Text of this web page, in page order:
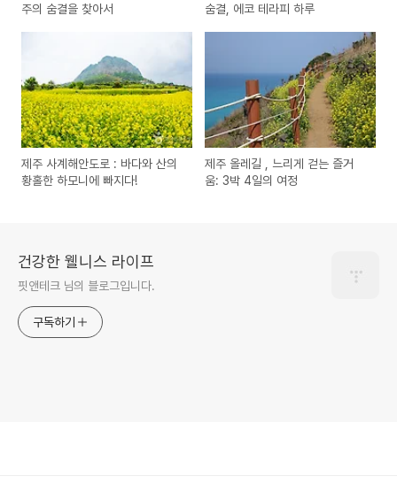
주의 숨결을 찾아서
숨결, 에코 테라피 하루
제주 사계해안도로 : 바다와 산의
황홀한 하모니에 빠지다!
제주 올레길 , 느리게 걷는 즐거
움: 3박 4일의 여정
건강한 웰니스 라이프
핏앤테크 님의 블로그입니다.
구독하기